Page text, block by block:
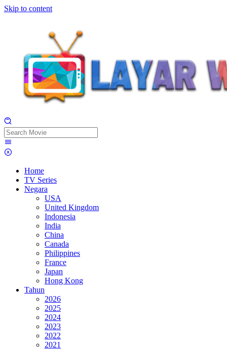
Skip to content
Home
TV Series
Negara
USA
United Kingdom
Indonesia
India
China
Canada
Philippines
France
Japan
Hong Kong
Tahun
2026
2025
2024
2023
2022
2021